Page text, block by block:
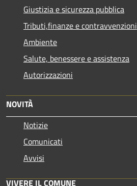
Giustizia e sicurezza pubblica
Tributi,finanze e contravvenzioni
Ambiente
Salute, benessere e assistenza
Autorizzazioni
NOVITÀ
Notizie
Comunicati
Avvisi
VIVERE IL COMUNE